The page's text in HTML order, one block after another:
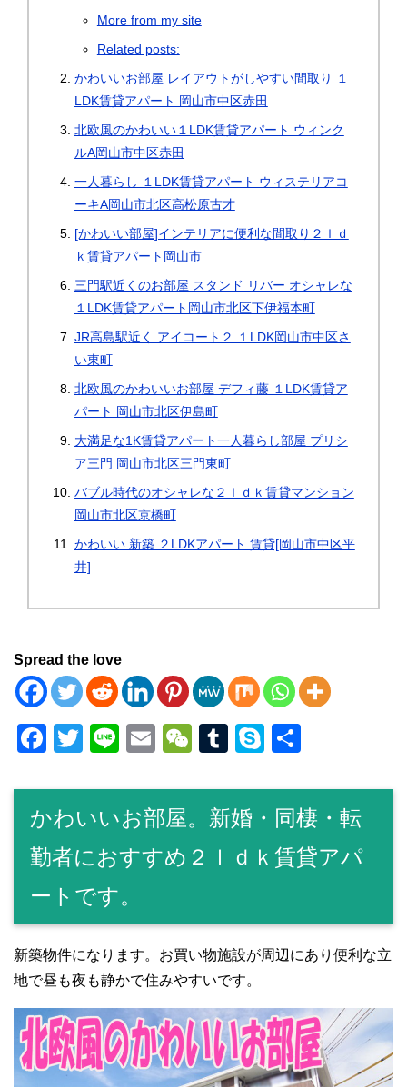
More from my site
Related posts:
かわいいお部屋 レイアウトがしやすい間取り １
LDK賃貸アパート 岡山市中区赤田
北欧風のかわいい１LDK賃貸アパート ウィンク
ルA岡山市中区赤田
一人暮らし １LDK賃貸アパート ウィステリアコ
ーキA岡山市北区高松原古才
[かわいい部屋]インテリアに便利な間取り２ｌｄ
ｋ賃貸アパート岡山市
三門駅近くのお部屋 スタンド リバー オシャレな
１LDK賃貸アパート岡山市北区下伊福本町
JR高島駅近く アイコート２ １LDK岡山市中区さ
い東町
北欧風のかわいいお部屋 デフィ藤 １LDK賃貸ア
パート 岡山市北区伊島町
大満足な1K賃貸アパート一人暮らし部屋 プリシ
ア三門 岡山市北区三門東町
バブル時代のオシャレな２ｌｄｋ賃貸マンション
岡山市北区京橋町
かわいい 新築 ２LDKアパート 賃貸[岡山市中区平
井]
Spread the love
F
c
e
b
o
o
k
T
tt
er
Li
e
E
ail
W
C
h
at
T
m
bl
r
S
p
e
かわいいお部屋。新婚・同棲・転
勤者におすすめ２ｌｄｋ賃貸アパ
ートです。
新築物件になります。お買い物施設が周辺にあり便利な立
地で昼も夜も静かで住みやすいです。